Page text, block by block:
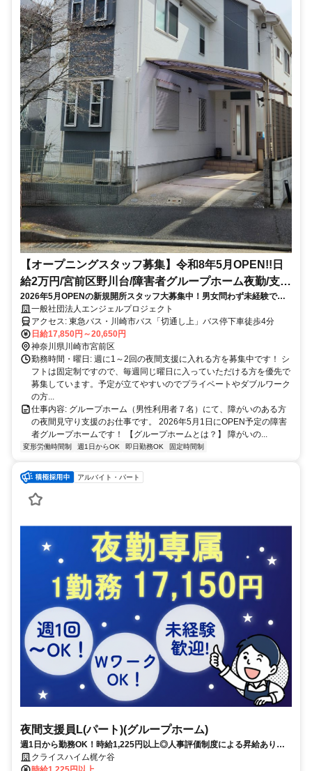
【オープニングスタッフ募集】令和8年5月OPEN!!日
給2万円/宮前区野川台/障害者グループホーム夜勤/支援
マニュアル完備/未経験でも安心のOJT/若手からシニ
アまで活躍中/車通勤OK
2026年5月OPENの新規開所スタッフ大募集中！男女問わず未経験でも
安心の支援ガイドラインとOJT体制。HappyCardで働きやすい社内風
土。人を大切にする組織であなたも福祉のお仕事、はじめてみません
か？
一般社団法人エンジェルプロジェクト
アクセス: 東急バス・川崎市バス「切通し上」バス停下車徒歩4分
日給17,850円～20,650円
神奈川県川崎市宮前区
勤務時間・曜日: 週に1～2回の夜間支援に入れる方を募集中です！ シ
フトは固定制ですので、毎週同じ曜日に入っていただける方を優先で
募集しています。予定が立てやすいのでプライベートやダブルワーク
の方...
仕事内容: グループホーム（男性利用者７名）にて、障がいのある方
の夜間見守り支援のお仕事です。 2026年5月1日にOPEN予定の障害
者グループホームです！ 【グループホームとは？】 障がいの...
変形労働時間制 週1日からOK 即日勤務OK 固定時間制
アルバイト・パート
夜間支援員L(パート)(グループホーム)
週1日から勤務OK！時給1,225円以上◎人事評価制度による昇給あり！
服装・髪色・ネイル自由（規定あり）♪働きやすい環境づくりを進めてい
クライスハイム梶ケ谷